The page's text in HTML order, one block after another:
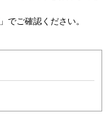
」でご確認ください。